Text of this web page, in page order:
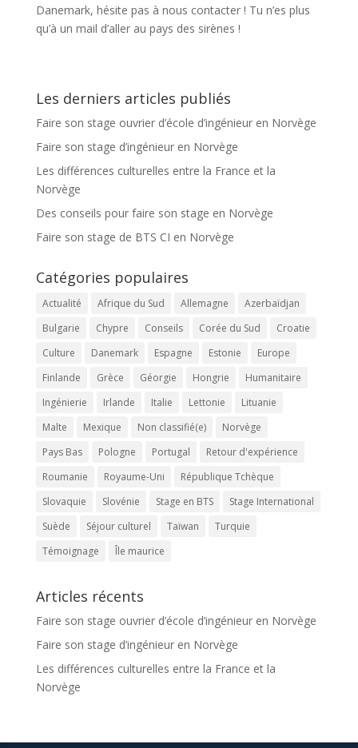
Danemark, hésite pas à nous contacter ! Tu n’es plus
qu’à un mail d’aller au pays des sirènes !
Les derniers articles publiés
Faire son stage ouvrier d’école d’ingénieur en Norvège
Faire son stage d’ingénieur en Norvège
Les différences culturelles entre la France et la
Norvège
Des conseils pour faire son stage en Norvège
Faire son stage de BTS CI en Norvège
Catégories populaires
Actualité Afrique du Sud Allemagne
Azerbaïdjan
Bulgarie
Chypre Conseils Corée du Sud
Croatie
Culture
Danemark Espagne Estonie
Europe
Finlande
Grèce Géorgie Hongrie
Humanitaire
Ingénierie
Irlande Italie Lettonie
Lituanie
Malte
Mexique Non classifié(e)
Norvège
Pays Bas
Pologne Portugal
Retour d'expérience
Roumanie
Royaume-Uni
République Tchèque
Slovaquie
Slovénie Stage en BTS
Stage International
Suède
Séjour culturel Taïwan
Turquie
Témoignage
Île maurice
Articles récents
Faire son stage ouvrier d’école d’ingénieur en Norvège
Faire son stage d’ingénieur en Norvège
Les différences culturelles entre la France et la
Norvège